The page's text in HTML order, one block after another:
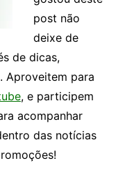
post não
deixe de
de dicas,
Aproveitem para
, e participem
acompanhar
das notícias